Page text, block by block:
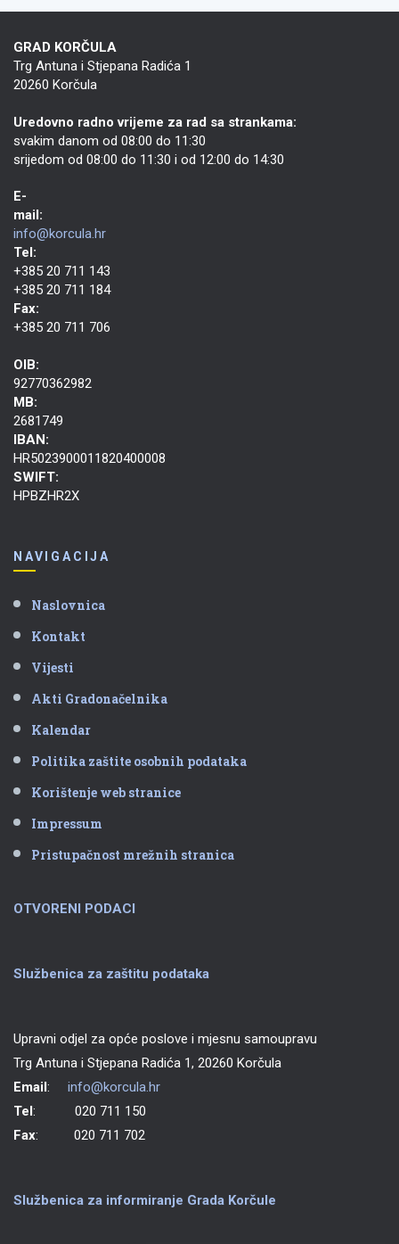
GRAD KORČULA
Trg Antuna i Stjepana Radića 1
20260 Korčula
Uredovno radno vrijeme za rad sa strankama:
svakim danom od 08:00 do 11:30
srijedom od 08:00 do 11:30 i od 12:00 do 14:30
E-
mail:
info@korcula.hr
Tel:
+385 20 711 143
+385 20 711 184
Fax:
+385 20 711 706
OIB:
92770362982
MB:
2681749
IBAN:
HR5023900011820400008
SWIFT:
HPBZHR2X
NAVIGACIJA
Naslovnica
Kontakt
Vijesti
Akti Gradonačelnika
Kalendar
Politika zaštite osobnih podataka
Korištenje web stranice
Impressum
Pristupačnost mrežnih stranica
OTVORENI PODACI
Službenica za zaštitu podataka
Upravni odjel za opće poslove i mjesnu samoupravu
Trg Antuna i Stjepana Radića 1, 20260 Korčula
Email: info@korcula.hr
Tel: 020 711 150
Fax: 020 711 702
Službenica za informiranje Grada Korčule